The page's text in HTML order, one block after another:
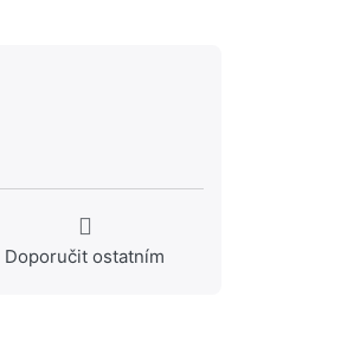
Doporučit ostatním